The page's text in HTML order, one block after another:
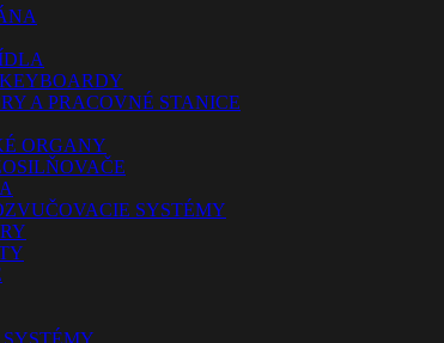
A PRACOVNÉ STANICE
ORGANY
SYSTÉMY